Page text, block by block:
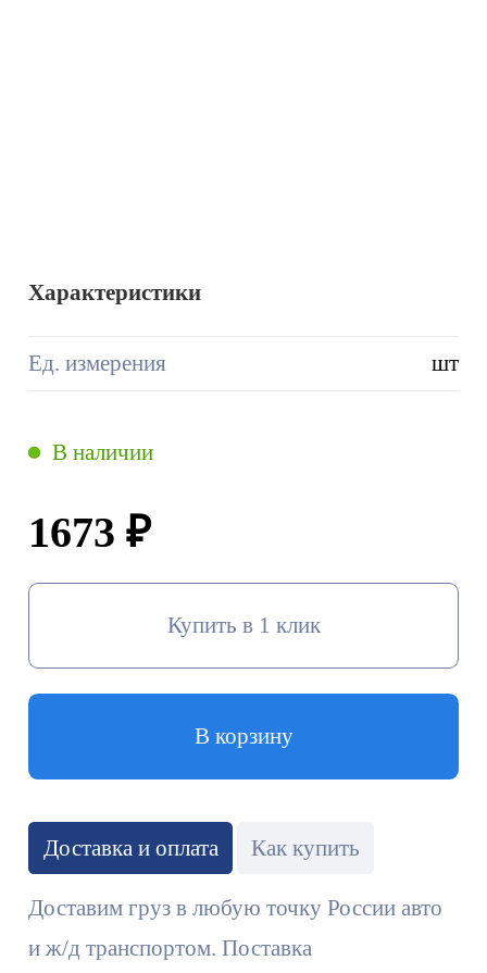
Характеристики
Ед. измерения шт
1673 ₽
В наличии
В корзину
Купить в 1 клик
Доставка и оплата Как купить
Доставим груз в любую точку России авто
и ж/д транспортом. Поставка